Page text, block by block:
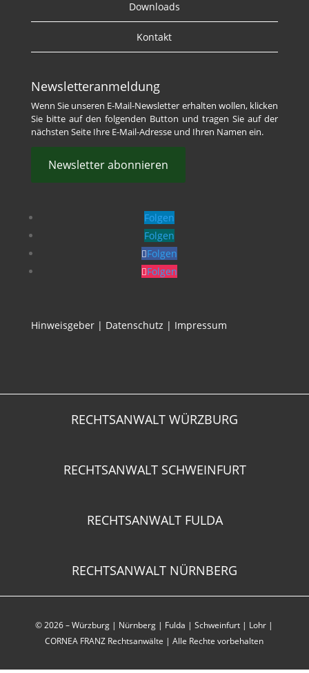
Downloads
Kontakt
Newsletteranmeldung
Wenn Sie unseren E-Mail-Newsletter erhalten wollen, klicken
Sie bitte auf den folgenden Button und tragen Sie auf der
nächsten Seite Ihre E-Mail-Adresse und Ihren Namen ein.
Newsletter abonnieren
Folgen
Folgen
Folgen
Folgen
Hinweisgeber| Datenschutz | Impressum
RECHTSANWALT WÜRZBURG
RECHTSANWALT SCHWEINFURT
RECHTSANWALT FULDA
RECHTSANWALT NÜRNBERG
© 2026 –Würzburg | Nürnberg | Fulda |Schweinfurt | Lohr |
CORNEA FRANZ Rechtsanwälte | Alle Rechte vorbehalten